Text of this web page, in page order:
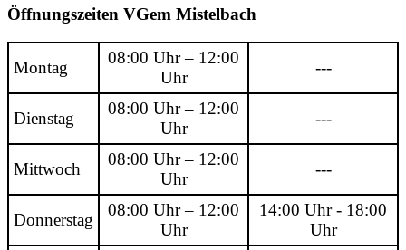
Öffnungszeiten VGem Mistelbach
Montag
08:00 Uhr – 12:00
Uhr
---
Dienstag
08:00 Uhr – 12:00
Uhr
---
Mittwoch
08:00 Uhr – 12:00
Uhr
---
Donnerstag
08:00 Uhr – 12:00
Uhr
14:00 Uhr - 18:00
Uhr